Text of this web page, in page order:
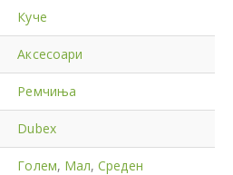
Куче
Аксесоари
Ремчиња
Dubex
Голем, Мал,Среден